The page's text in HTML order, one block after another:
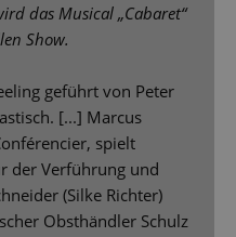
das Musical „Cabaret“
Show.
geführt von Peter
[...] Marcus
spielt
der Verführung und
(Silke Richter)
Obsthändler Schulz